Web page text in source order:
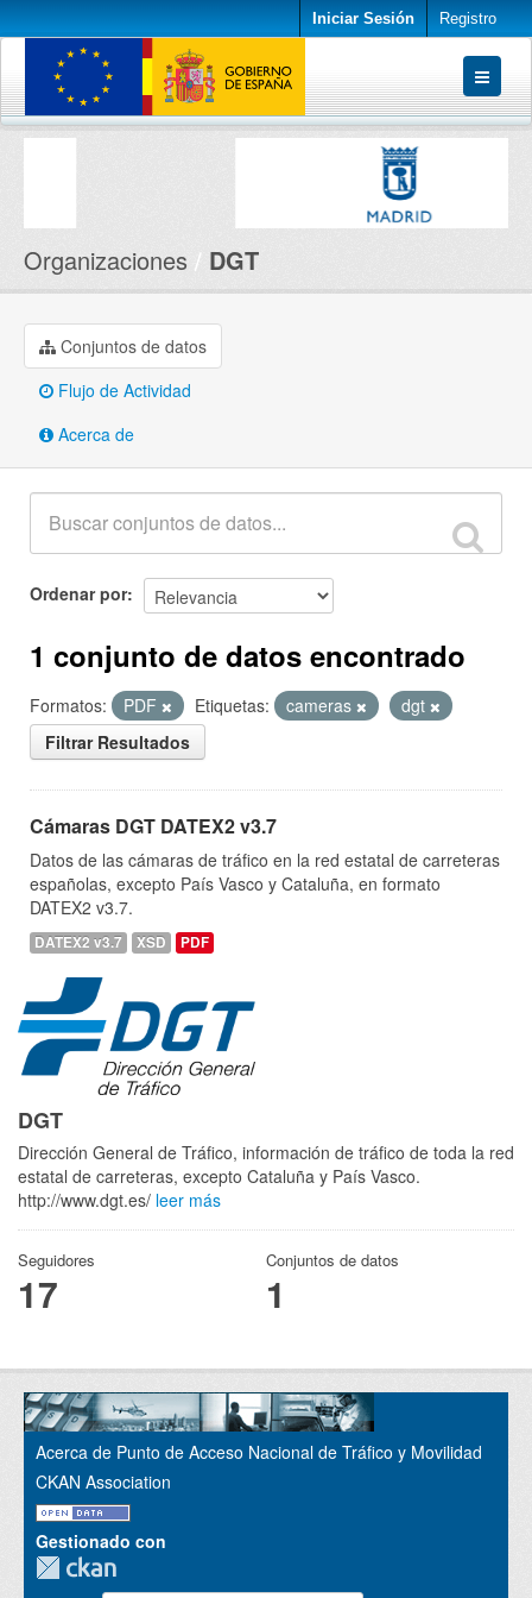
Iniciar Sesión Registro
Conjuntos de datos
Organizaciones DGT
Conjuntos de datos
Flujo de Actividad
Acerca de
Ordenar por
1 conjunto de datos encontrado
Formatos: PDF Etiquetas: cameras
dgt
Filtrar Resultados
Cámaras DGT DATEX2 v3.7
Datos de las cámaras de tráfico en la red estatal de carreteras
españolas, excepto País Vasco y Cataluña, en formato
DATEX2 v3.7.
DATEX2 v3.7 XSD PDF
DGT
Dirección General de Tráfico, información de tráfico de toda la red
estatal de carreteras, excepto Cataluña y País Vasco.
http://www.dgt.es/ leer más
Seguidores
17
Conjuntos de datos
1
Acerca de Punto de Acceso Nacional de Tráfico y Movilidad
CKAN Association
Gestionado con